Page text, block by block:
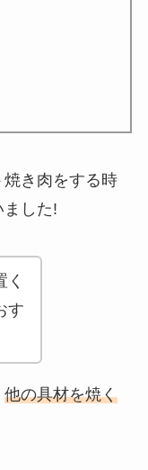
き肉をする時
した!
く
す
他の具材を焼く